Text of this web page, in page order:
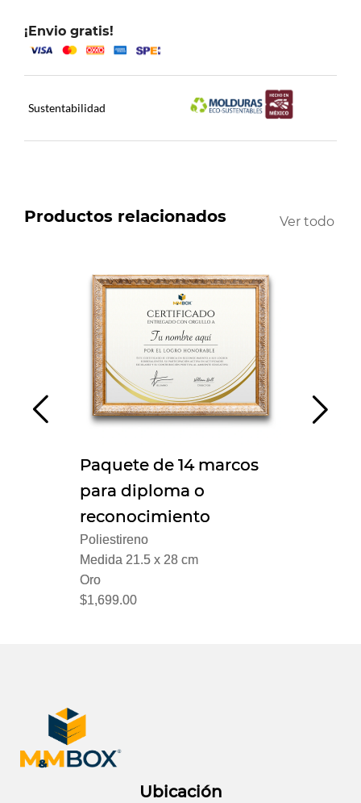
¡Envio gratis!
Sustentabilidad
Productos relacionados Ver todo
Paquete de 14 marcos
para diploma o
reconocimiento
Poliestireno
Medida 21.5 x 28 cm
Oro
$1,699.00
Paquete de 14 marcos
para diploma o
reconocimiento
Poliestireno
Medida 21.5 x 28 cm
Oro
$1,699.00
Ubicación